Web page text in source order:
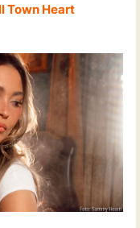
Town Heart